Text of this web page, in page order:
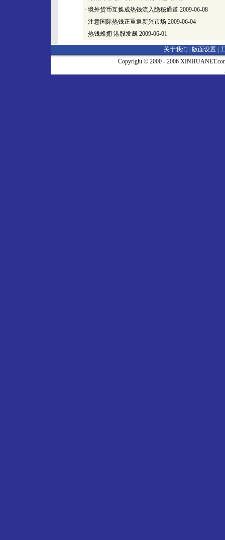
· 境外货币互换成热钱流入隐秘通道 2009-06-08
· 注意国际热钱正重返新兴市场 2009-06-04
· 热钱蜂拥 港股发飙 2009-06-01
关于我们 | 版面设置
Copyright © 2000 - 2006